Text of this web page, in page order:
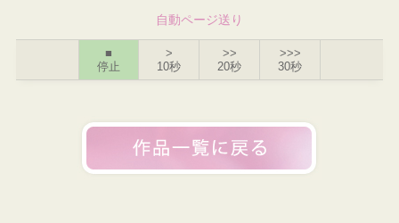
自動ページ送り
■
停止
>
10秒
>>
20秒
>>>
30秒